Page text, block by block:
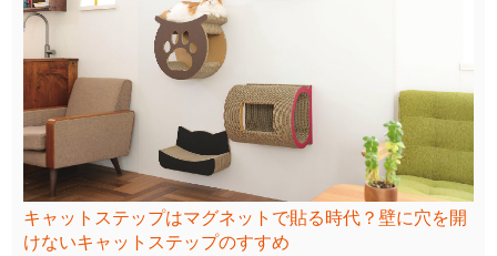
キャットステップはマグネットで貼る時代？壁に穴を開
けないキャットステップのすすめ